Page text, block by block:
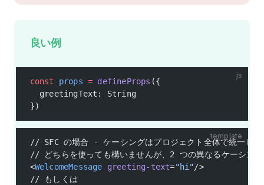
良い例
js
const props = defineProps ({
  greetingText: String
})
template
// SFC の場合 - ケーシングはプロジェクト全体で統一して
// どちらを使っても構いませんが、2 つの異なるケーシン
<WelcomeMessage greeting-text="hi"/>
// もしくは